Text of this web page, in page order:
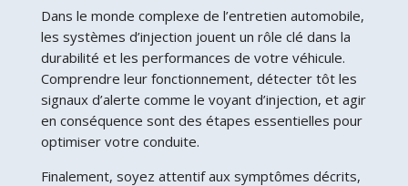
Dans le monde complexe de l’entretien automobile,
les systèmes d’injection jouent un rôle clé dans la
durabilité et les performances de votre véhicule.
Comprendre leur fonctionnement, détecter tôt les
signaux d’alerte comme le voyant d’injection, et agir
en conséquence sont des étapes essentielles pour
optimiser votre conduite.
Finalement, soyez attentif aux symptômes décrits,